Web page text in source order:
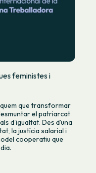
feministes i
que transformar
el patriarcat
d’igualtat. Des d’una
la justícia salarial i
cooperatiu que